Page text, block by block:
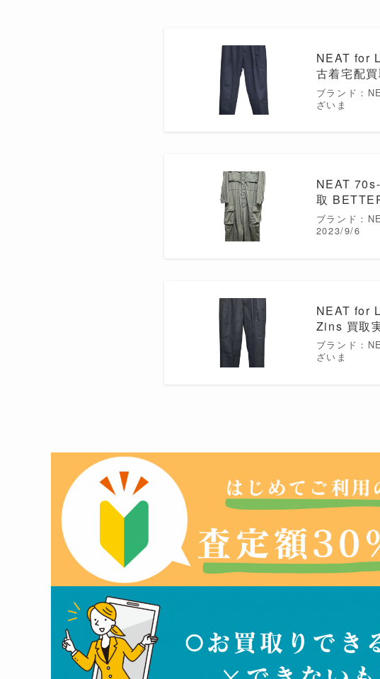
NEAT for
古着宅配
ブランド：
ざいま
NEAT
取
ブランド：
2023/9/6
NEAT for
Zins 買取
ブランド：
ざいま